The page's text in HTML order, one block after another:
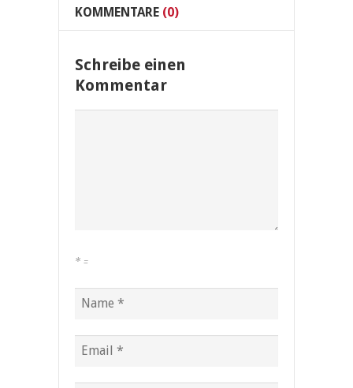
KOMMENTARE (0)
Schreibe einen
Kommentar
* =